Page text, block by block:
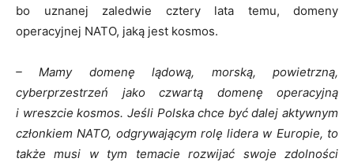
bo uznanej zaledwie cztery lata temu, domeny
operacyjnej NATO, jaką jest kosmos.
– Mamy domenę lądową, morską, powietrzną,
cyberprzestrzeń jako czwartą domenę operacyjną
i wreszcie kosmos. Jeśli Polska chce być dalej aktywnym
członkiem NATO, odgrywającym rolę lidera w Europie, to
także musi w tym temacie rozwijać swoje zdolności